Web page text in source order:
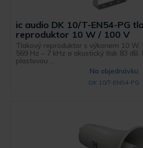
ic audio DK 10/T-EN54-PG
reproduktor 10 W / 100 V
Tlakový reproduktor s výkonem 10 W.
569 Hz – 7 kHz a akustický tlak 83
plastovou ...
Na objednávku
DK 10/T-EN54-PG